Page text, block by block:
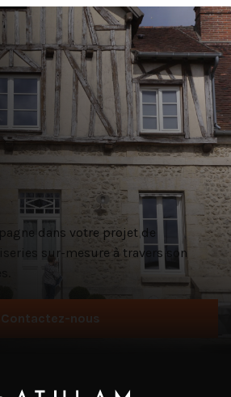
dans votre projet de
sur-mesure à travers son
Contactez-nous